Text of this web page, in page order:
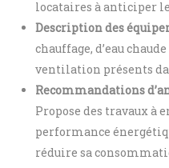
locataires à anticiper
Description des
chauffage, d’eau
ventilation présents
Recommandations
Propose des travaux à
performance
réduire sa